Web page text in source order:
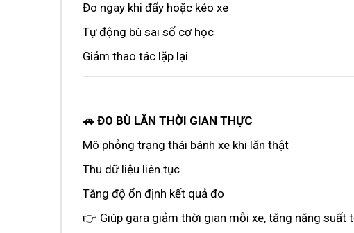
Đo ngay khi đẩy hoặc kéo xe
Tự động bù sai số cơ học
Giảm thao tác lặp lại
🚗 ĐO BÙ LĂN THỜI GIAN THỰC
Mô phỏng trạng thái bánh xe khi lăn thật
Thu dữ liệu liên tục
Tăng độ ổn định kết quả đo
👉 Giúp gara giảm thời gian mỗi xe, tăng năng suất